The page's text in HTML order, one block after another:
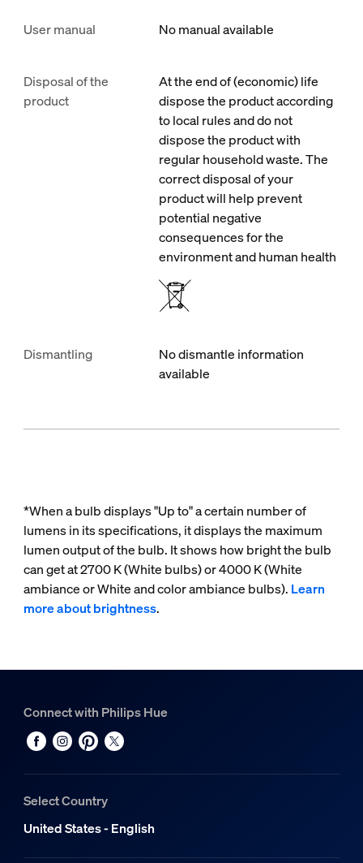
User manual No manual available
Disposal of the
product
At the end of (economic) life
dispose the product according
to local rules and do not
dispose the product with
regular household waste. The
correct disposal of your
product will help prevent
potential negative
consequences for the
environment and human health
Dismantling
No dismantle information
available
*When a bulb displays "Up to" a certain number of
lumens in its specifications, it displays the maximum
lumen output of the bulb. It shows how bright the bulb
can get at 2700 K (White bulbs) or 4000 K (White
ambiance or White and color ambiance bulbs). Learn
more about brightness.
Connect with Philips Hue
Select Country
United States - English